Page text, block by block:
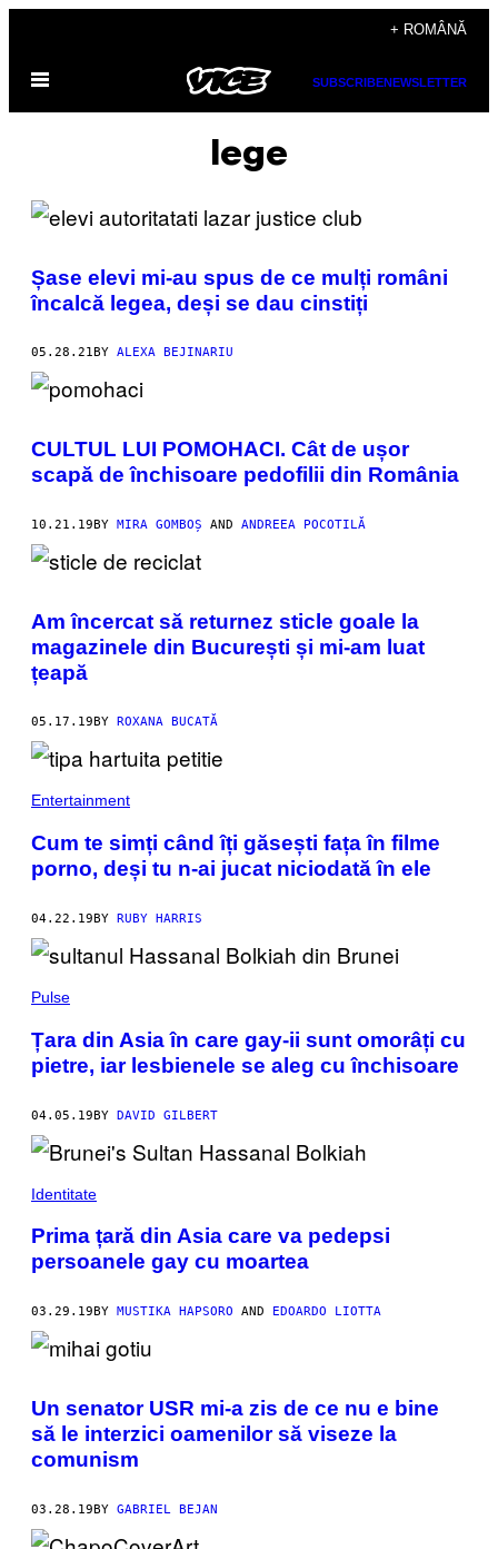
content
+ ROMÂNĂ
Open
SUBSCRIBENEWSLETTER
lege
Șase elevi mi-au spus de ce mulți români
încalcă legea, deși se dau cinstiți
05.28.21 BY ALEXA BEJINARIU
CULTUL LUI POMOHACI. Cât de ușor
scapă de închisoare pedofilii din România
10.21.19BY MIRA GOMBOȘ AND ANDREEA POCOTILĂ
Am încercat să returnez sticle goale la
magazinele din București și mi-am luat
țeapă
05.17.19 BY ROXANA BUCATĂ
Entertainment
Cum te simți când îți găsești fața în filme
porno, deși tu n-ai jucat niciodată în ele
04.22.19BY RUBY HARRIS
Pulse
Țara din Asia în care gay-ii sunt omorâți cu
pietre, iar lesbienele se aleg cu închisoare
04.05.19BY DAVID GILBERT
Identitate
Prima țară din Asia care va pedepsi
persoanele gay cu moartea
03.29.19 BY MUSTIKA HAPSORO AND EDOARDO LIOTTA
Un senator USR mi-a zis de ce nu e bine
să le interzici oamenilor să viseze la
comunism
03.28.19BY GABRIEL BEJAN